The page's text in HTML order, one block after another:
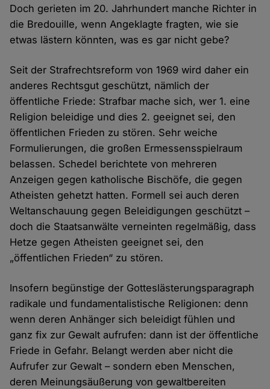
Doch gerieten im 20. Jahrhundert manche Richter in
die Bredouille, wenn Angeklagte fragten, wie sie
etwas lästern könnten, was es gar nicht gebe?
Seit der Strafrechtsreform von 1969 wird daher ein
anderes Rechtsgut geschützt, nämlich der
öffentliche Friede: Strafbar mache sich, wer 1. eine
Religion beleidige und dies 2. geeignet sei, den
öffentlichen Frieden zu stören. Sehr weiche
Formulierungen, die großen Ermessensspielraum
belassen. Schedel berichtete von mehreren
Anzeigen gegen katholische Bischöfe, die gegen
Atheisten gehetzt hatten. Formell sei auch deren
Weltanschauung gegen Beleidigungen geschützt –
doch die Staatsanwälte verneinten regelmäßig, dass
Hetze gegen Atheisten geeignet sei, den
„öffentlichen Frieden“ zu stören.
Insofern begünstige der Gotteslästerungsparagraph
radikale und fundamentalistische Religionen: denn
wenn deren Anhänger sich beleidigt fühlen und
ganz fix zur Gewalt aufrufen: dann ist der öffentliche
Friede in Gefahr. Belangt werden aber nicht die
Aufrufer zur Gewalt – sondern eben Menschen,
deren Meinungsäußerung von gewaltbereiten